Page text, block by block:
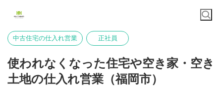
中古住宅の仕入れ営業 正社員
使われなくなった住宅や空き家・空き
土地の仕入れ営業（福岡市）